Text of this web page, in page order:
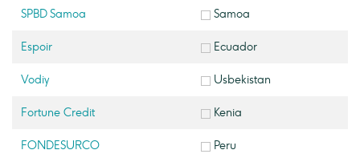
SPBD Samoa Samoa
Espoir Ecuador
Vodiy Usbekistan
Fortune Credit Kenia
FONDESURCO Peru